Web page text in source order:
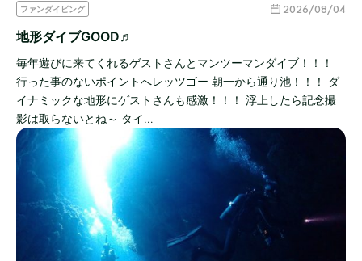
ファンダイビング 2026/08/04
地形ダイブGOOD♬
毎年遊びに来てくれるゲストさんとマンツーマンダイブ！！！
行った事のないポイントへレッツゴー 朝一から通り池！！！ ダ
イナミックな地形にゲストさんも感激！！！ 浮上したら記念撮
影は取らないとね～ タイ…